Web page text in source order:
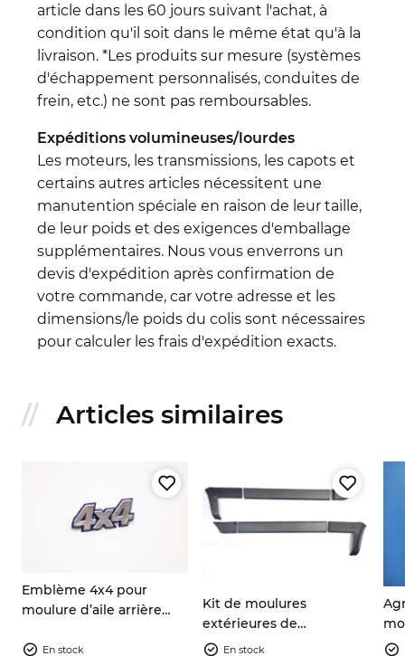
article dans les 60 jours suivant l'achat, à
condition qu'il soit dans le même état qu'à la
livraison. *Les produits sur mesure (systèmes
d'échappement personnalisés, conduites de
frein, etc.) ne sont pas remboursables.
Expéditions volumineuses/lourdes
Les moteurs, les transmissions, les capots et
certains autres articles nécessitent une
manutention spéciale en raison de leur taille,
de leur poids et des exigences d'emballage
supplémentaires. Nous vous enverrons un
devis d'expédition après confirmation de
votre commande, car votre adresse et les
dimensions/le poids du colis sont nécessaires
pour calculer les frais d'expédition exacts.
Articles similaires
Emblème 4x4 pour
moulure d’aile arrière
7592198 7724973
En stock
Kit de moulures
extérieures de
carrosserie Fiat Panda
En stock